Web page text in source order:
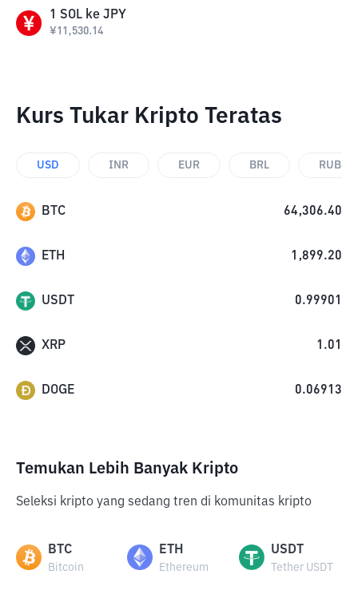
1 SOL ke JPY
¥11,530.14
Kurs Tukar Kripto Teratas
USD INR EUR BRL RUB
BTC 64,306.40
ETH 1,899.20
USDT 0.99901
XRP 1.01
DOGE 0.06913
Temukan Lebih Banyak Kripto
Seleksi kripto yang sedang tren di komunitas kripto
BTC
Bitcoin
ETH
Ethereum
USDT
Tether USDT